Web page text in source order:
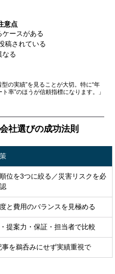
意点
ケースがある
稿されている
なる
型の実績”を見ることが大切。特に“年
率”のほうが信頼指標になります。」
社選びの成功法則
位を3つに絞る／災害リスクを必
と費用のバランスを見極める
提案力・保証・担当者で比較
事を鵜呑みにせず実績重視で